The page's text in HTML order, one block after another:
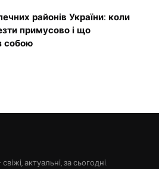
районів України: коли
примусово і що
собою
актуальні, за сьогодні.